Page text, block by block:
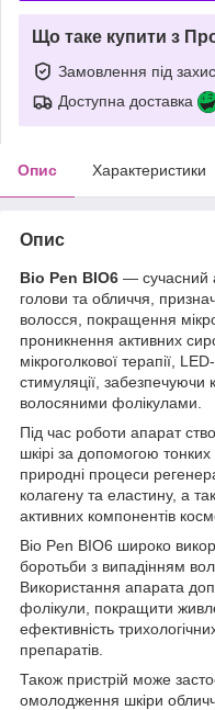
Що таке купити з
Замовлення під
Доступна доставка
Опис Характеристики
Опис
Bio Pen BIO6 — сучасний
голови та обличчя,
волосся, покращення
проникнення активних
мікроголкової терапії,
стимуляції,
волосяними фолікулами.
Під час роботи апарат
шкірі за допомогою
природні процеси
колагену та еластину, а
активних компонентів
Bio Pen BIO6 широко
боротьби з випадінням
Використання апарата
фолікули, покращити
ефективність
препаратів.
Також пристрій може
омолодження шкіри